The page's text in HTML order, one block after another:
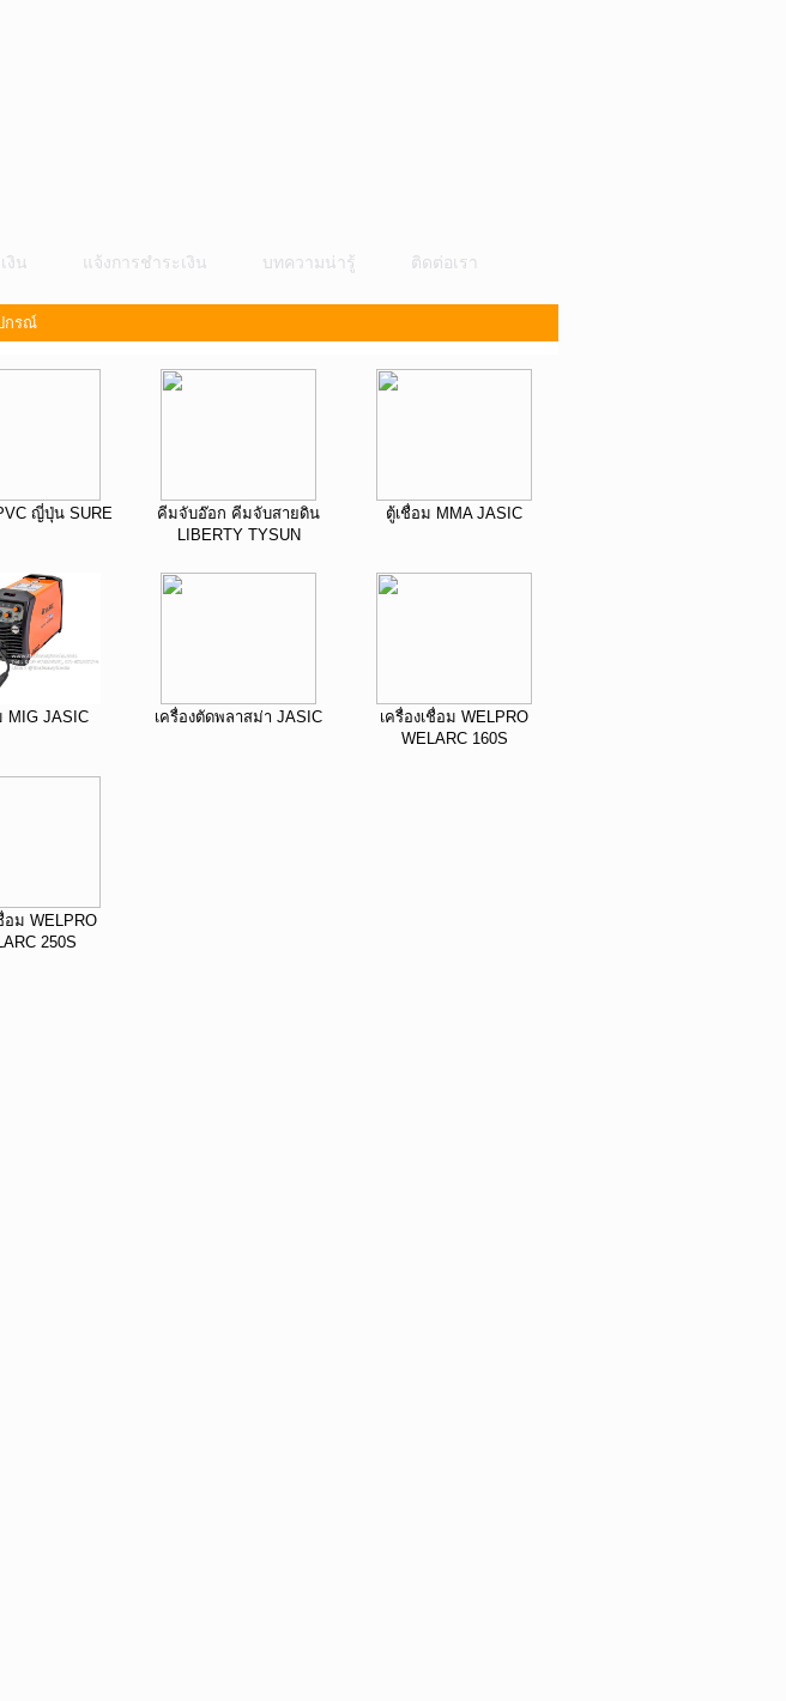
งิน แจ้งการชำระเงิน บทความน่ารู้ ติดต่อเรา
กรณ์
ญี่ปุ่น SURE
คีมจับอ๊อก คีมจับสายดิน
LIBERTY TYSUN
ตู้เชื่อม MMA JASIC
MIG JASIC เครื่องตัดพลาสม่า JASIC
เครื่องเชื่อม WELPRO
WELARC 160S
อม WELPRO
250S